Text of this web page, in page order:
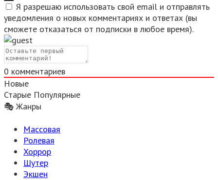
Я разрешаю использовать свой email и отправлять
уведомления о новых комментариях и ответах (вы
cможете отказаться от подписки в любое время).
0 комментариев
Новые
Старые Популярные
🎭 Жанры
Массовая
Ролевая
Хоррор
Шутер
Экшен